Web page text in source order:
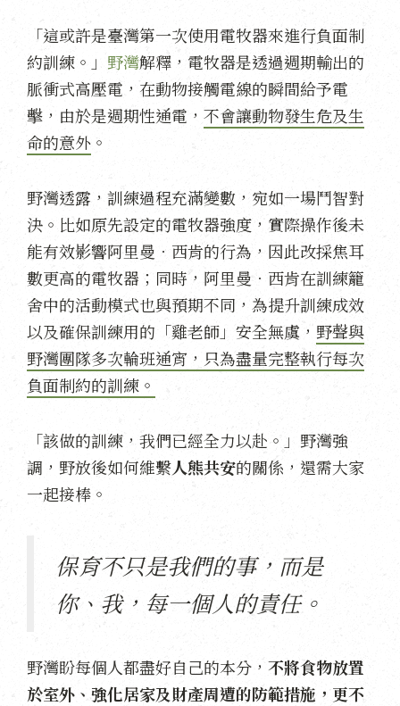
「這或許是臺灣第一次使用電牧器來進行負面制
約訓練。」 野灣解釋，電牧器是透過週期輸出的
脈衝式高壓電，在動物接觸電線的瞬間給予電
擊，由於是週期性通電， 不會讓動物發生危及生
命的意外 。
野灣透露，訓練過程充滿變數，宛如一場鬥智對
決。比如原先設定的電牧器強度，實際操作後未
能有效影響阿里曼．西肯的行為，因此改採焦耳
數更高的電牧器；同時，阿里曼．西肯在訓練籠
舍中的活動模式也與預期不同，為提升訓練成效
以及確保訓練用的「雞老師」安全無虞， 野聲與
野灣團隊多次輪班通宵，只為盡量完整執行每次
負面制約的訓練。
「該做的訓練，我們已經全力以赴。」野灣強
調，野放後如何維繫人熊共安的關係，還需大家
一起接棒。
保育不只是我們的事，而是
你、我，每一個人的責任。
野灣盼每個人都盡好自己的本分， 不將食物放置
於室外、強化居家及財產周遭的防範措施，更不